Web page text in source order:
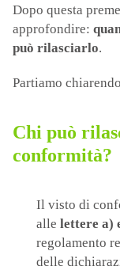
Dopo questa
approfondire:
può rilasciarlo.
Partiamo
Chi può
conformità?
Il visto di
alle lettere a)
regolamento
delle